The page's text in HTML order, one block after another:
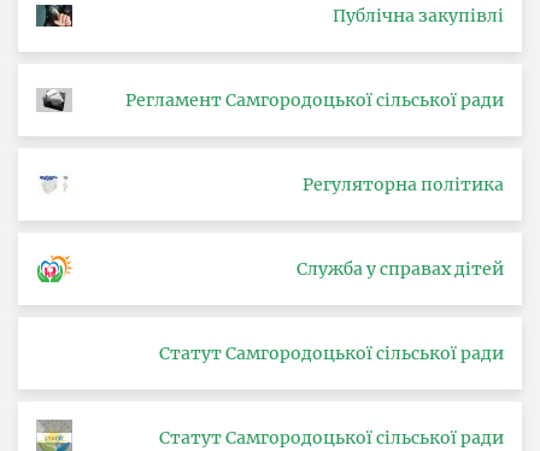
Публічна закупівлі
Регламент Самгородоцької сільської ради
Регуляторна політика
Служба у справах дітей
Статут Самгородоцької сільської ради
Статут Самгородоцької сільської ради